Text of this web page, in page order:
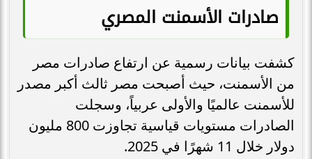
صادرات الأسمنت المصري
كشفت بيانات رسمية عن ارتفاع صادرات مصر
من الأسمنت، حيث أصبحت مصر ثالث أكبر مصدر
للأسمنت عالميًا والأولى عربياً، وسجلت
الصادرات مستويات قياسية تجاوزت 800 مليون
دولار خلال 11 شهرًا في 2025.